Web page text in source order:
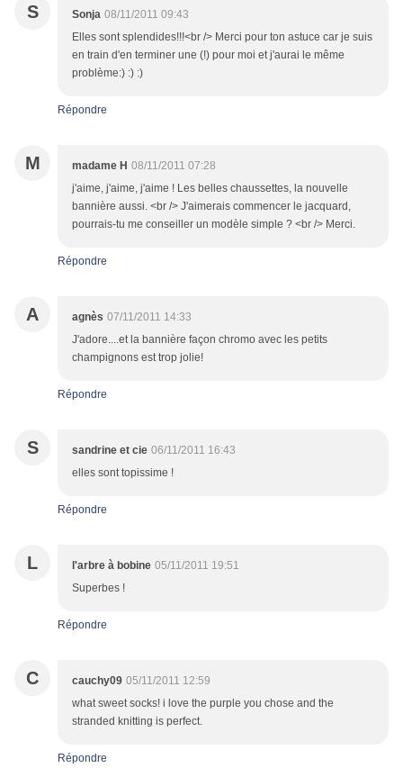
S Sonja 08/11/2011 09:43
Elles sont splendides!!!<br /> Merci pour ton astuce car je suis
en train d'en terminer une (!) pour moi et j'aurai le même
problème:) :) :)
Répondre
M madame H 08/11/2011 07:28
j'aime, j'aime, j'aime ! Les belles chaussettes, la nouvelle
bannière aussi. <br /> J'aimerais commencer le jacquard,
pourrais-tu me conseiller un modèle simple ? <br /> Merci.
Répondre
A agnès 07/11/2011 14:33
J'adore....et la bannière façon chromo avec les petits
champignons est trop jolie!
Répondre
S sandrine et cie 06/11/2011 16:43
elles sont topissime !
Répondre
L l'arbre à bobine 05/11/2011 19:51
Superbes !
Répondre
C cauchy09 05/11/2011 12:59
what sweet socks! i love the purple you chose and the
stranded knitting is perfect.
Répondre